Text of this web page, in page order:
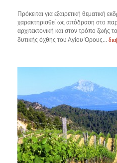
Πρόκειται για εξαιρετική θεματική
χαρακτηρισθεί ως απόδραση στο
αρχιτεκτονική και στον τρόπο ζωής
δυτικής όχθης του Αγίου Όρους...